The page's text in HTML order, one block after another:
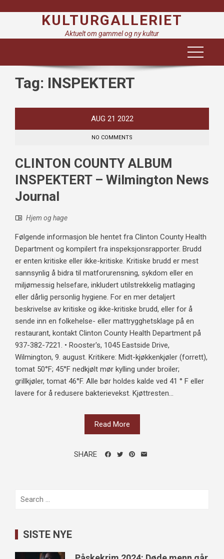
KULTURGALLERIET
Aktuelt om gammel og ny kultur
Tag: INSPEKTERT
AUG 21 2022
NO COMMENTS
CLINTON COUNTY ALBUM
INSPEKTERT – Wilmington News
Journal
Hjem og hage
Følgende informasjon ble hentet fra Clinton County Health
Department og kompilert fra inspeksjonsrapporter. Brudd
er enten kritiske eller ikke-kritiske. Kritiske brudd er mest
sannsynlig å bidra til matforurensning, sykdom eller en
miljømessig helsefare, inkludert utilstrekkelig matlaging
eller dårlig personlig hygiene. For en mer detaljert
beskrivelse av kritiske og ikke-kritiske brudd, eller for å
sende inn en folkehelse- eller mattrygghetsklage på en
restaurant, kontakt Clinton County Health Department på
937-382-7221. • Rooster's, 1045 Eastside Drive,
Wilmington, 9. august. Kritikere: Midt-kjøkkenkjøler (forrett),
tomat 50°F; 45°F nedkjølt mør kylling under broiler;
grillkjøler, tomat 46°F. Alle bør holdes kalde ved 41 ° F eller
lavere for å redusere bakterievekst. Kjøttresten...
Read More
SHARE
Search
SISTE NYE